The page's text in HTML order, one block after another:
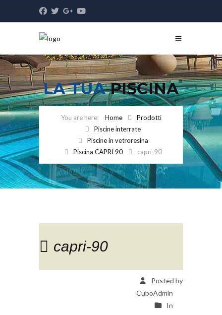
LA TUAPISCINA
Home
Prodotti
Piscine interrate
Piscine in vetroresina
Piscina CAPRI 90
capri-90
capri-90
Posted by
CuboAdmin
In